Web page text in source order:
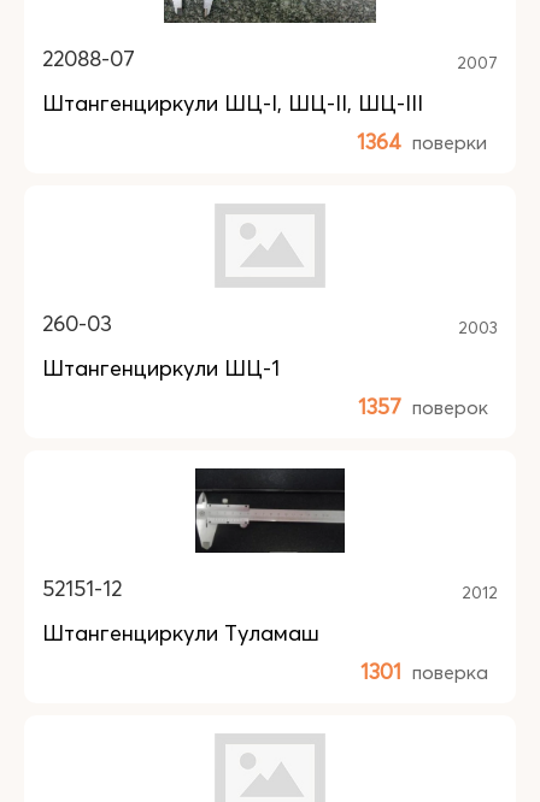
22088-07 2007
Штангенциркули ШЦ-I, ШЦ-II, ШЦ-III
1364 поверки
260-03 2003
Штангенциркули ШЦ-1
1357 поверок
52151-12 2012
Штангенциркули Туламаш
1301 поверка